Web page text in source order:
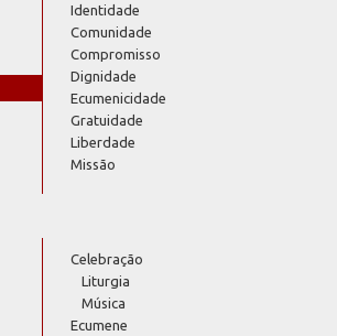
Identidade
Comunidade
Compromisso
Dignidade
Ecumenicidade
Gratuidade
Liberdade
Missão
Celebração
Liturgia
Música
Ecumene